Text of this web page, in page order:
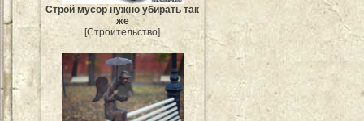
Строй мусор нужно убирать так
же
[Строительство]